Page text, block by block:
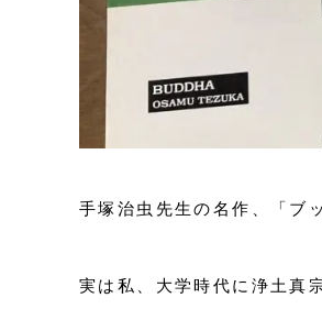
手塚治虫先生の名作、「ブ
実は私、大学時代に浄土真